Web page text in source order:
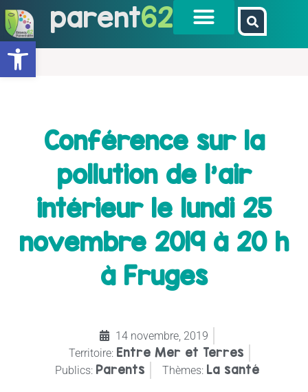
Ouvrir la barre d’outils
parent62
Conférence sur la
pollution de l’air
intérieur le lundi 25
novembre 2019 à 20 h
à Fruges
14 novembre, 2019
Territoire: Entre Mer et Terres
Publics: Parents Thèmes: La santé